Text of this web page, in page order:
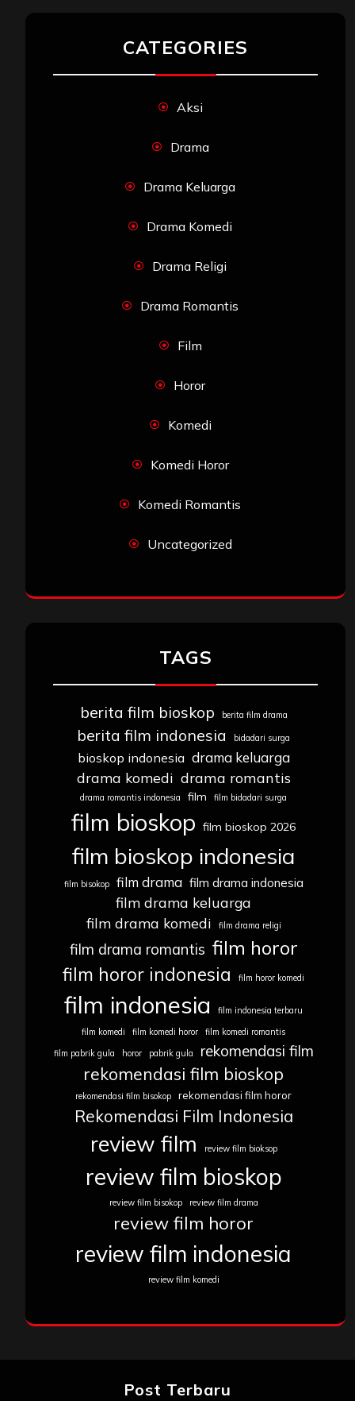
CATEGORIES
Aksi
Drama
Drama Keluarga
Drama Komedi
Drama Religi
Drama Romantis
Film
Horor
Komedi
Komedi Horor
Komedi Romantis
Uncategorized
TAGS
berita film bioskop berita film drama
berita film indonesia bidadari surga
bioskop indonesia drama keluarga
drama komedi drama romantis
drama romantis indonesia film film bidadari surga
film bioskop film bioskop 2026
film bioskop indonesia
film bisokop film drama film drama indonesia
film drama keluarga
film drama komedi
film drama religi
film drama romantis film horor
film horor indonesia film horor komedi
film indonesia
film indonesia terbaru
film komedi
film komedi horor
film komedi romantis
film pabrik gula
horor pabrik gula rekomendasi film
rekomendasi film bioskop
rekomendasi film bisokop rekomendasi film horor
Rekomendasi Film Indonesia
review film review film bioksop
review film bioskop
review film bisokop review film drama
review film horor
review film indonesia
review film komedi
Post Terbaru